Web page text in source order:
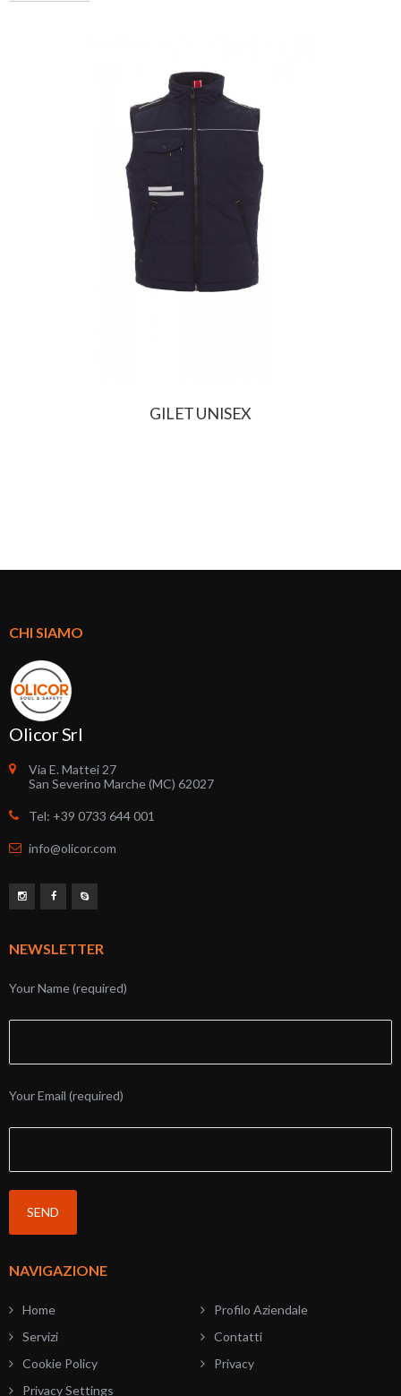
GILET UNISEX
CHI SIAMO
Olicor Srl
Via E. Mattei 27
San Severino Marche (MC) 62027
Tel: +39 0733 644 001
info@olicor.com
NEWSLETTER
Your Name (required)
Your Email (required)
NAVIGAZIONE
Home
Profilo Aziendale
Servizi
Contatti
Cookie Policy
Privacy
Privacy Settings